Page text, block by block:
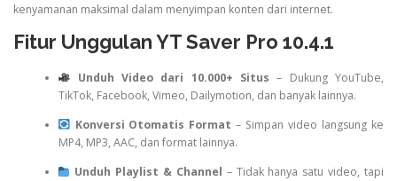
kenyamanan maksimal dalam menyimpan konten dari internet.
Fitur Unggulan YT Saver Pro 10.4.1
Unduh Video dari 10.000+ Situs – Dukung YouTube,
TikTok, Facebook, Vimeo, Dailymotion, dan banyak lainnya.
Konversi Otomatis Format – Simpan video langsung ke
MP4, MP3, AAC, dan format lainnya.
Unduh Playlist & Channel – Tidak hanya satu video, tapi